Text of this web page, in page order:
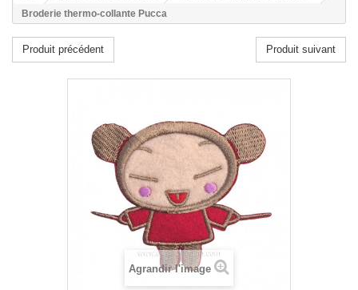
Broderie thermo-collante Pucca
Produit précédent Produit suivant
Agrandir l'image